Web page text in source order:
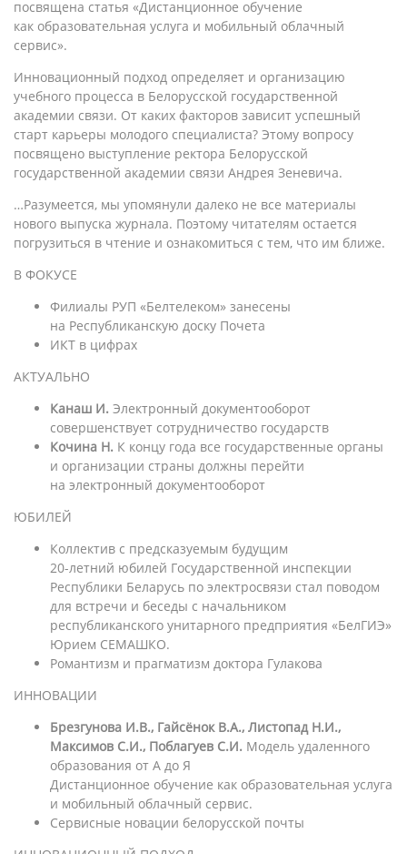
посвящена статья «Дистанционное обучение
как образовательная услуга и мобильный облачный
сервис».
Инновационный подход определяет и организацию
учебного процесса в Белорусской государственной
академии связи. От каких факторов зависит успешный
старт карьеры молодого специалиста? Этому вопросу
посвящено выступление ректора Белорусской
государственной академии связи Андрея Зеневича.
…Разумеется, мы упомянули далеко не все материалы
нового выпуска журнала. Поэтому читателям остается
погрузиться в чтение и ознакомиться с тем, что им ближе.
В ФОКУСЕ
Филиалы РУП «Белтелеком» занесены
на Республиканскую доску Почета
ИКТ в цифрах
АКТУАЛЬНО
Канаш И. Электронный документооборот
совершенствует сотрудничество государств
Кочина Н. К концу года все государственные органы
и организации страны должны перейти
на электронный документооборот
ЮБИЛЕЙ
Коллектив с предсказуемым будущим
20-летний юбилей Государственной инспекции
Республики Беларусь по электросвязи стал поводом
для встречи и беседы с начальником
республиканского унитарного предприятия «БелГИЭ»
Юрием СЕМАШКО.
Романтизм и прагматизм доктора Гулакова
ИННОВАЦИИ
Брезгунова И.В., Гайсёнок В.А., Листопад Н.И.,
Максимов С.И., Поблагуев С.И. Модель удаленного
образования от А до Я
Дистанционное обучение как образовательная услуга
и мобильный облачный сервис.
Сервисные новации белорусской почты